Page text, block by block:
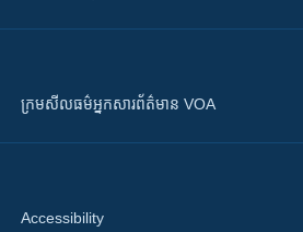
ក្រម​​​សីលធម៌​​​អ្នក​​​សារព័ត៌មាន VOA
Accessibility